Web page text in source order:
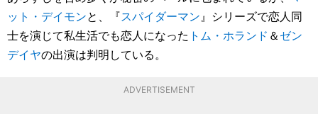
ット・デイモンと、『スパイダーマン』シリーズで恋人同
士を演じて私生活でも恋人になった トム・ホランド ＆ゼン
デイヤの出演は判明している。
ADVERTISEMENT